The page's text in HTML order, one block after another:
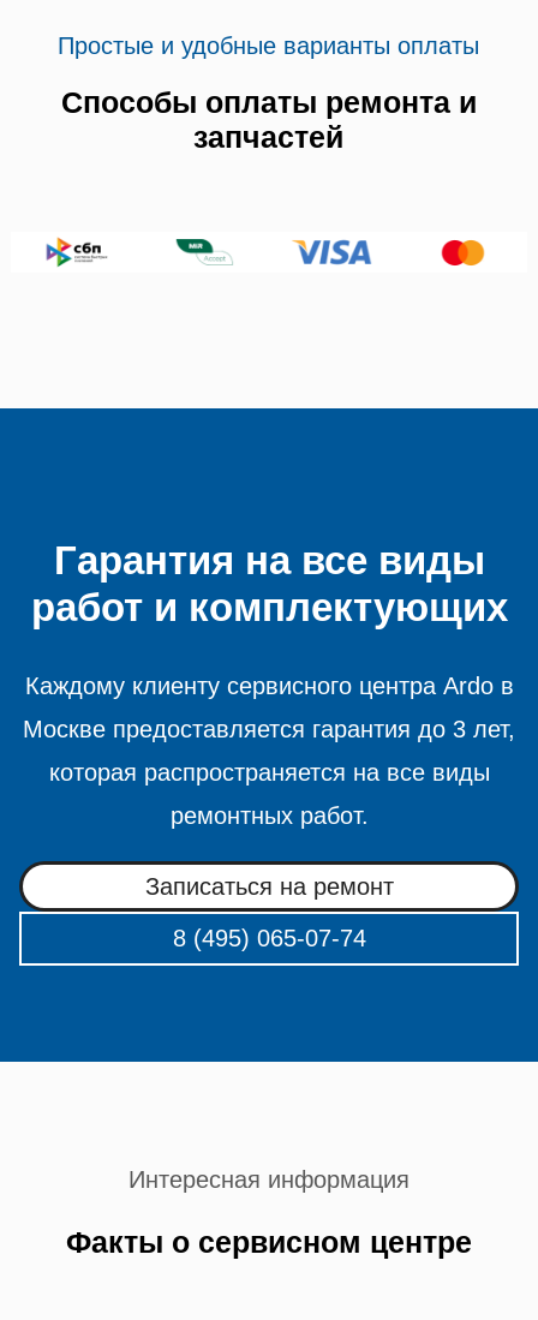
Простые и удобные варианты оплаты
Способы оплаты ремонта и
запчастей
Гарантия на все виды
работ и комплектующих
Каждому клиенту сервисного центра Ardo в
Москве предоставляется гарантия до 3 лет,
которая распространяется на все виды
ремонтных работ.
Записаться на ремонт
8 (495) 065-07-74
Интересная информация
Факты о сервисном центре